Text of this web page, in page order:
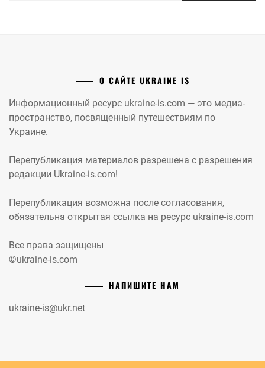
О САЙТЕ UKRAINE IS
Информационный ресурс ukraine-is.com — это медиа-
пространство, посвященный путешествиям по
Украине.
Перепубликация материалов разрешена с разрешения
редакции Ukraine-is.com!
Перепубликация возможна после согласования,
обязательна открытая ссылка на ресурс ukraine-is.com
Все права защищены
©ukraine-is.com
НАПИШИТЕ НАМ
ukraine-is@ukr.net